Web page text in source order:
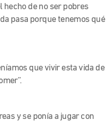
hecho de no ser pobres
pasa porque tenemos qué
que vivir esta vida de
y se ponía a jugar con